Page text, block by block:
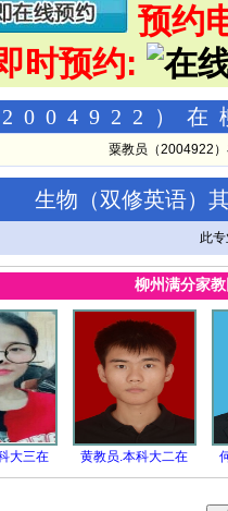
预约
时预约:
2004922）在
粟教员（2004922
生物（双修英语）
此
柳州满分家
大三在 黄教员.本科大二在